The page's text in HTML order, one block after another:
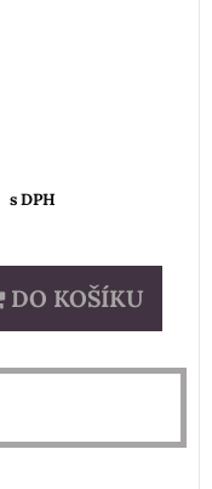
s DPH
DO KOŠÍKU